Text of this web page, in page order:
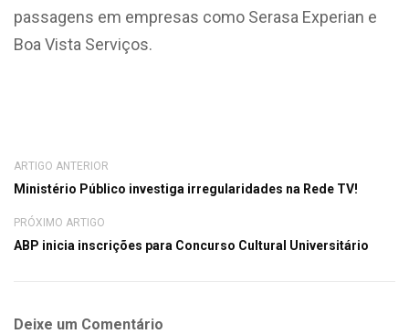
passagens em empresas como Serasa Experian e
Boa Vista Serviços.
ARTIGO ANTERIOR
Ministério Público investiga irregularidades na Rede TV!
PRÓXIMO ARTIGO
ABP inicia inscrições para Concurso Cultural Universitário
Deixe um Comentário